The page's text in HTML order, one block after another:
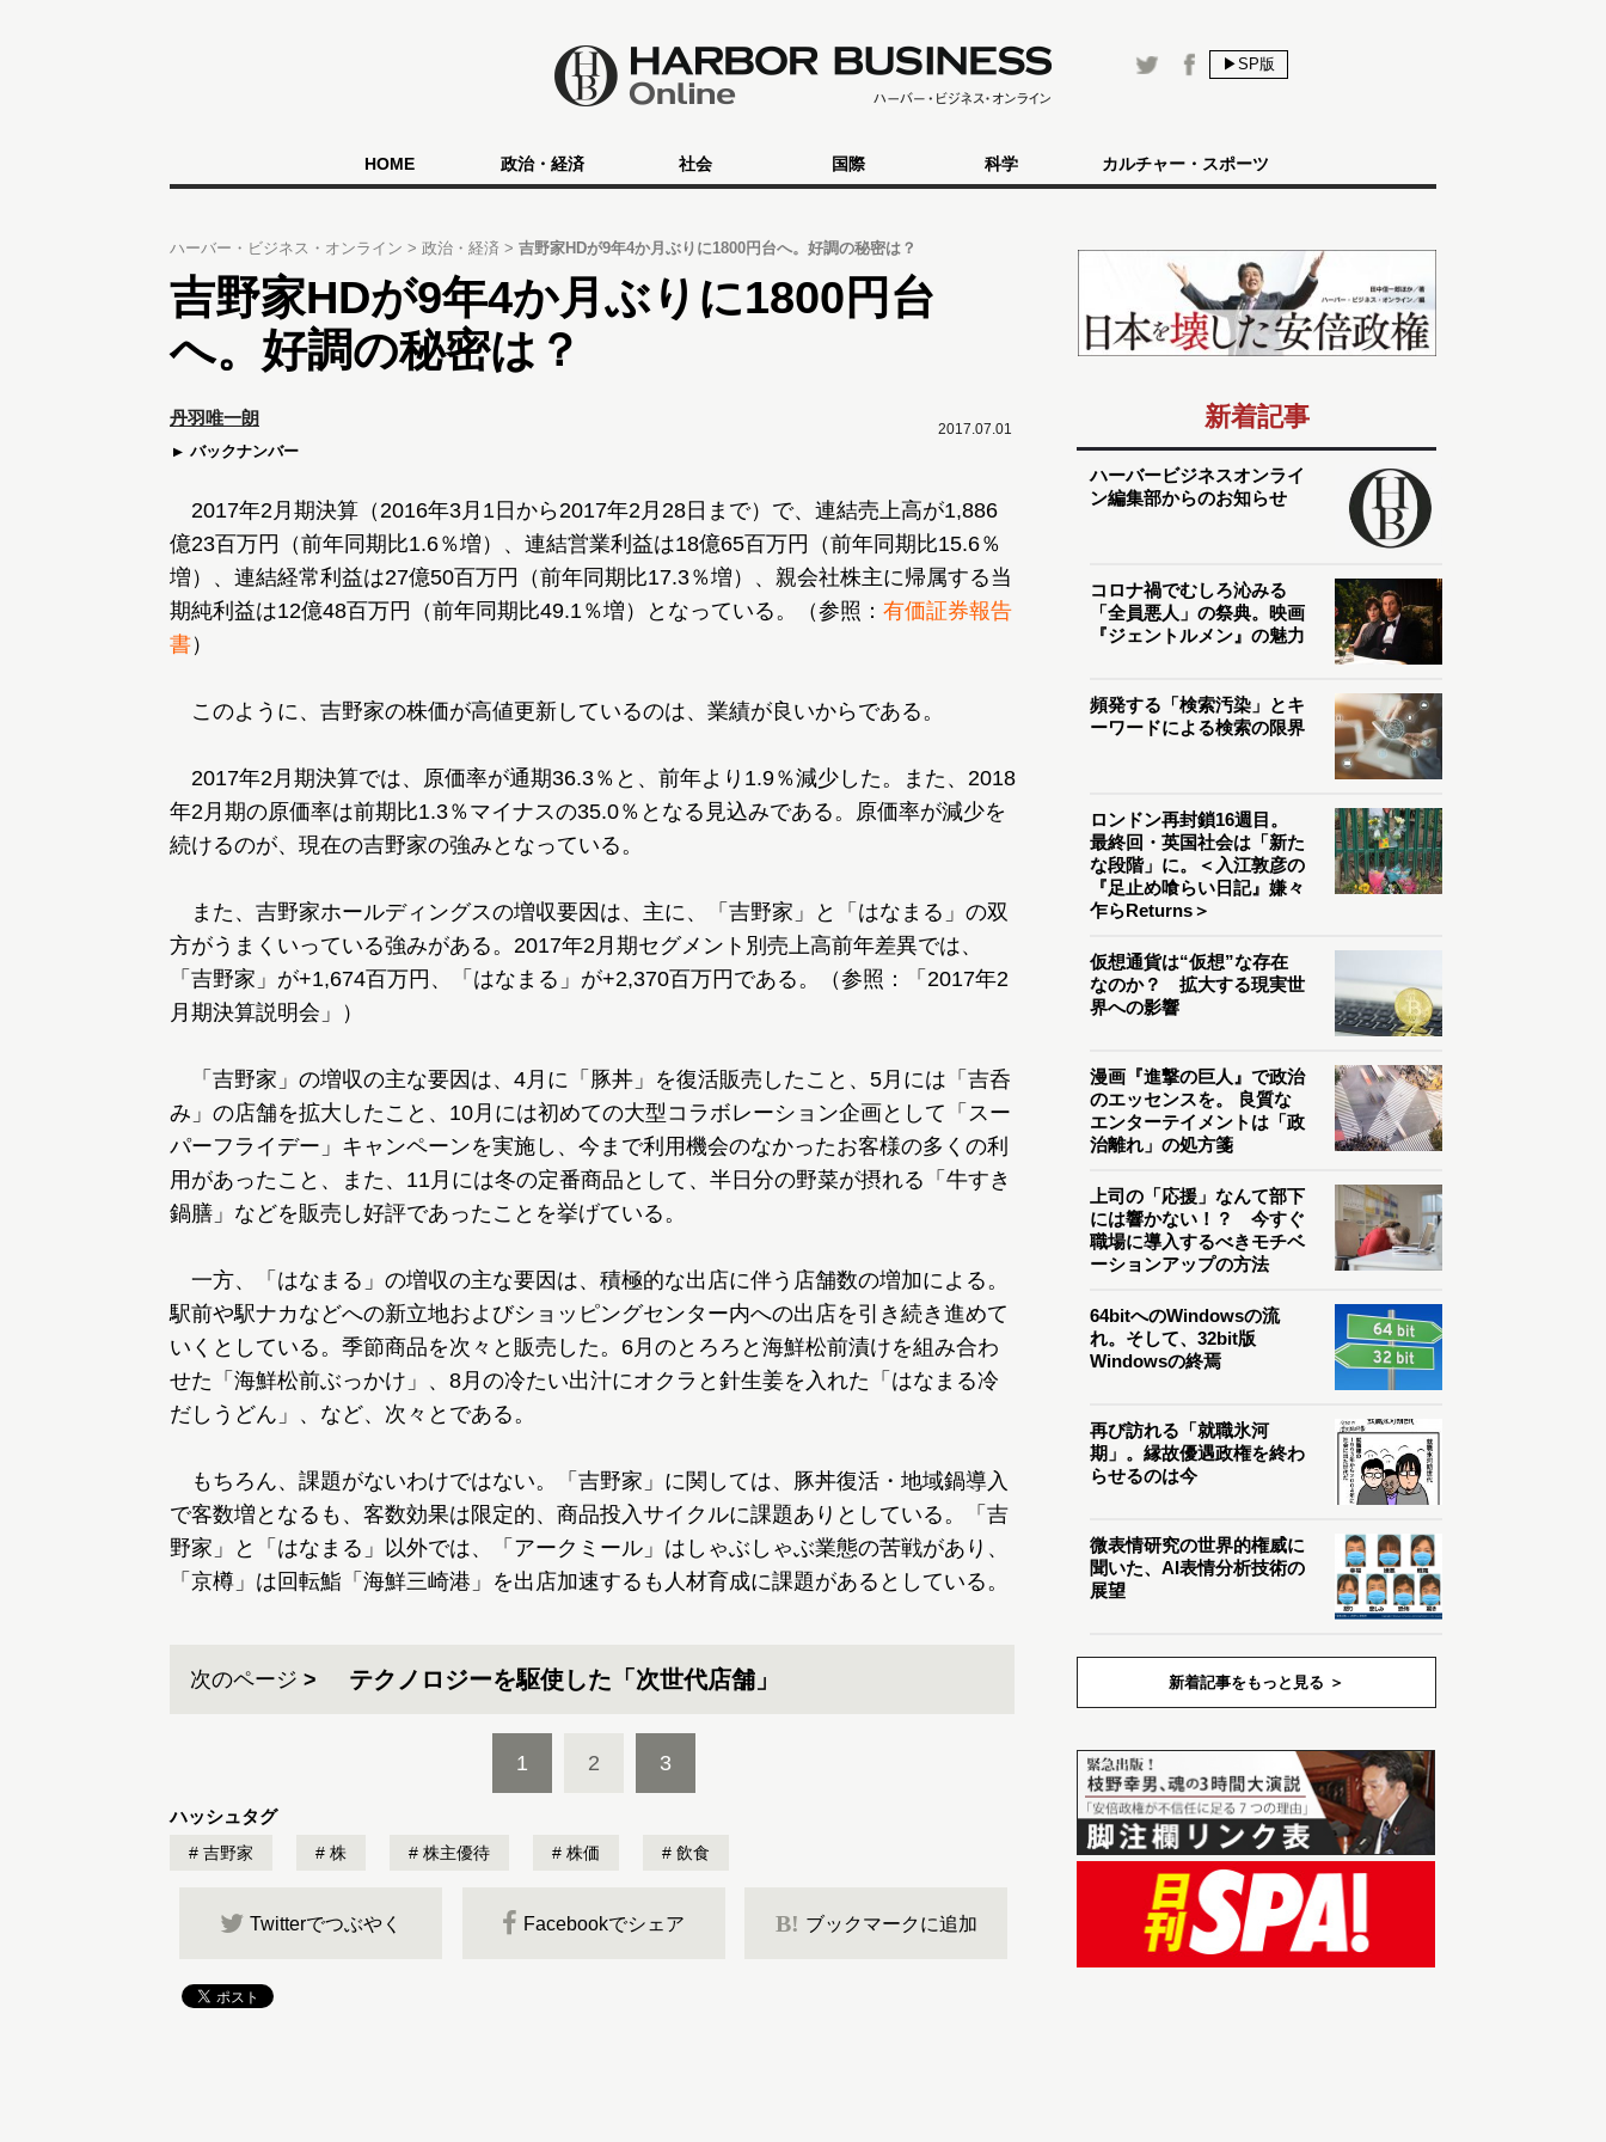
▶SP版
HOME 政治・経済 社会 国際 科学 カルチャー・スポーツ
ハーバー・ビジネス・オンライン 政治・経済 吉野家HDが9年4か月ぶりに1800円台へ。好調の秘密は？
吉野家HDが9年4か月ぶりに1800円台
へ。好調の秘密は？
2017.07.01
丹羽唯一朗
バックナンバー
2017年2月期決算（2016年3月1日から2017年2月28日まで）で、連結売上高が1,886
億23百万円（前年同期比1.6％増）、連結営業利益は18億65百万円（前年同期比15.6％
増）、連結経常利益は27億50百万円（前年同期比17.3％増）、親会社株主に帰属する当
期純利益は12億48百万円（前年同期比49.1％増）となっている。（参照： 有価証券報告
書）
このように、吉野家の株価が高値更新しているのは、業績が良いからである。
2017年2月期決算では、原価率が通期36.3％と、前年より1.9％減少した。また、2018
年2月期の原価率は前期比1.3％マイナスの35.0％となる見込みである。原価率が減少を
続けるのが、現在の吉野家の強みとなっている。
また、吉野家ホールディングスの増収要因は、主に、「吉野家」と「はなまる」の双
方がうまくいっている強みがある。2017年2月期セグメント別売上高前年差異では、
「吉野家」が+1,674百万円、「はなまる」が+2,370百万円である。（参照：「2017年2
月期決算説明会」）
「吉野家」の増収の主な要因は、4月に「豚丼」を復活販売したこと、5月には「吉呑
み」の店舗を拡大したこと、10月には初めての大型コラボレーション企画として「スー
パーフライデー」キャンペーンを実施し、今まで利用機会のなかったお客様の多くの利
用があったこと、また、11月には冬の定番商品として、半日分の野菜が摂れる「牛すき
鍋膳」などを販売し好評であったことを挙げている。
一方、「はなまる」の増収の主な要因は、積極的な出店に伴う店舗数の増加による。
駅前や駅ナカなどへの新立地およびショッピングセンター内への出店を引き続き進めて
いくとしている。季節商品を次々と販売した。6月のとろろと海鮮松前漬けを組み合わ
せた「海鮮松前ぶっかけ」、8月の冷たい出汁にオクラと針生姜を入れた「はなまる冷
だしうどん」、など、次々とである。
もちろん、課題がないわけではない。「吉野家」に関しては、豚丼復活・地域鍋導入
で客数増となるも、客数効果は限定的、商品投入サイクルに課題ありとしている。「吉
野家」と「はなまる」以外では、「アークミール」はしゃぶしゃぶ業態の苦戦があり、
「京樽」は回転鮨「海鮮三崎港」を出店加速するも人材育成に課題があるとしている。
次のページ テクノロジーを駆使した「次世代店舗」
1 2 3
ハッシュタグ
吉野家 株 株主優待 株価 飲食
Twitterでつぶやく Facebookでシェア B! ブックマークに追加
新着記事
ハーバービジネスオンライ
ン編集部からのお知らせ
コロナ禍でむしろ沁みる
「全員悪人」の祭典。映画
『ジェントルメン』の魅力
頻発する「検索汚染」とキ
ーワードによる検索の限界
ロンドン再封鎖16週目。
最終回・英国社会は「新た
な段階」に。＜入江敦彦の
『足止め喰らい日記』嫌々
乍らReturns＞
仮想通貨は“仮想”な存在
なのか？ 拡大する現実世
界への影響
漫画『進撃の巨人』で政治
のエッセンスを。 良質な
エンターテイメントは「政
治離れ」の処方箋
上司の「応援」なんて部下
には響かない！？ 今すぐ
職場に導入するべきモチベ
ーションアップの方法
64bitへのWindowsの流
れ。そして、32bit版
Windowsの終焉
再び訪れる「就職氷河
期」。縁故優遇政権を終わ
らせるのは今
微表情研究の世界的権威に
聞いた、AI表情分析技術の
展望
新着記事をもっと見る